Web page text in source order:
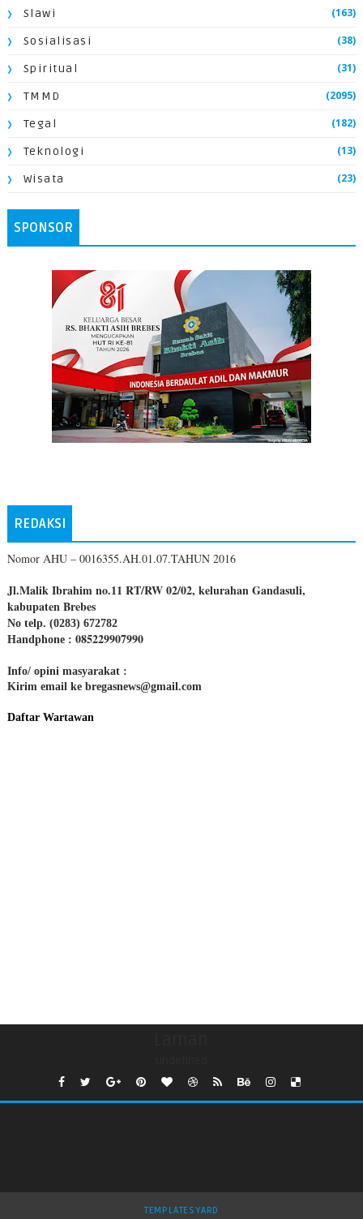
Slawi (163)
Sosialisasi (38)
Spiritual (31)
TMMD (2095)
Tegal (182)
Teknologi (13)
Wisata (23)
SPONSOR
REDAKSI
Nomor AHU – 0016355.AH.01.07.TAHUN 2016
Jl.Malik Ibrahim no.11 RT/RW 02/02, kelurahan Gandasuli,
kabupaten Brebes
No telp. (0283) 672782
Handphone : 085229907990
Info/ opini masyarakat :
Kirim email ke bregasnews@gmail.com
Daftar Wartawan
TEMPLATESYARD